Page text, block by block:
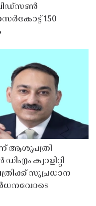
150
ആശുപത്രി
ക്വാളിറ്റി
സുപ്രധാന